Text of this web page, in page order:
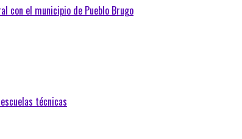
con el municipio de Pueblo Brugo
técnicas